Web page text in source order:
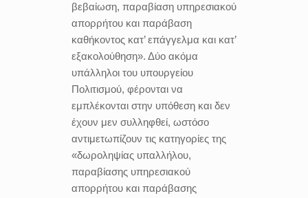
βεβαίωση, παραβίαση υπηρεσιακού
απορρήτου και παράβαση
καθήκοντος κατ’ επάγγελμα και κατ’
εξακολούθηση». Δύο ακόμα
υπάλληλοι του υπουργείου
Πολιτισμού, φέρονται να
εμπλέκονται στην υπόθεση και δεν
έχουν μεν συλληφθεί, ωστόσο
αντιμετωπίζουν τις κατηγορίες της
«δωροληψίας υπαλλήλου,
παραβίασης υπηρεσιακού
απορρήτου και παράβασης